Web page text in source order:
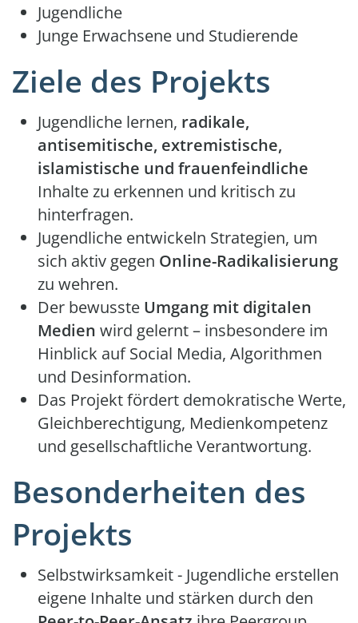
Jugendliche
Junge Erwachsene und Studierende
Ziele des Projekts
Jugendliche lernen, radikale,
antisemitische, extremistische,
islamistische und frauenfeindliche
Inhalte zu erkennen und kritisch zu
hinterfragen.
Jugendliche entwickeln Strategien, um
sich aktiv gegen Online-Radikalisierung
zu wehren.
Der bewusste Umgang mit digitalen
Medien wird gelernt – insbesondere im
Hinblick auf Social Media, Algorithmen
und Desinformation.
Das Projekt fördert demokratische Werte,
Gleichberechtigung, Medienkompetenz
und gesellschaftliche Verantwortung.
Besonderheiten des
Projekts
Selbstwirksamkeit - Jugendliche erstellen
eigene Inhalte und stärken durch den